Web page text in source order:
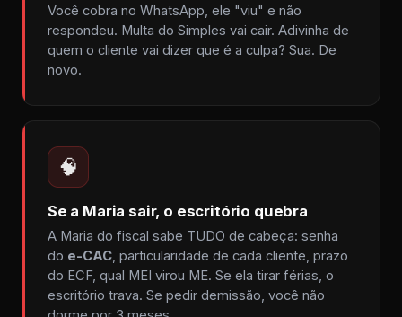
Você cobra no WhatsApp, ele "viu" e não
respondeu. Multa do Simples vai cair. Adivinha de
quem o cliente vai dizer que é a culpa? Sua. De
novo.
🧠
Se a Maria sair, o escritório quebra
A Maria do fiscal sabe TUDO de cabeça: senha
do e-CAC, particularidade de cada cliente, prazo
do ECF, qual MEI virou ME. Se ela tirar férias, o
escritório trava. Se pedir demissão, você não